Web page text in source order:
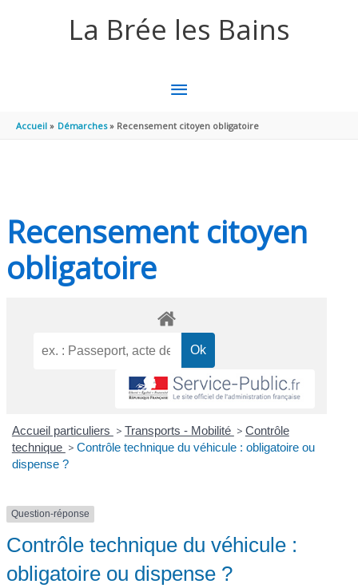
La Brée les Bains
MENU
PRINCIPAL
Accueil Démarches Recensement citoyen obligatoire
Recensement citoyen
obligatoire
Accueil particuliers > Transports - Mobilité > Contrôle
technique > Contrôle technique du véhicule : obligatoire ou
dispense ?
Question-réponse
Contrôle technique du véhicule :
obligatoire ou dispense ?